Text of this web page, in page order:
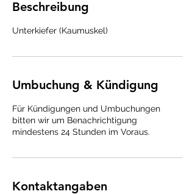
Beschreibung
Unterkiefer (Kaumuskel)
Umbuchung & Kündigung
Für Kündigungen und Umbuchungen
bitten wir um Benachrichtigung
mindestens 24 Stunden im Voraus.
Kontaktangaben